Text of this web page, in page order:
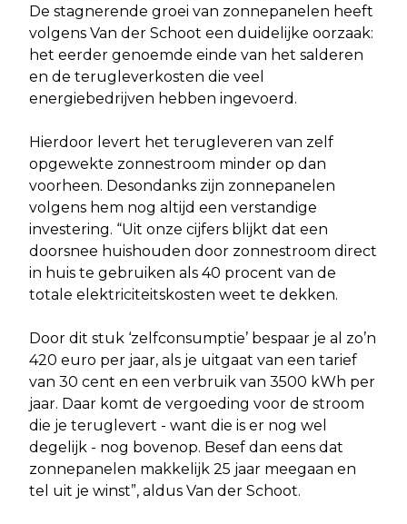
De stagnerende groei van zonnepanelen heeft
volgens Van der Schoot een duidelijke oorzaak:
het eerder genoemde einde van het salderen
en de terugleverkosten die veel
energiebedrijven hebben ingevoerd.
Hierdoor levert het terugleveren van zelf
opgewekte zonnestroom minder op dan
voorheen. Desondanks zijn zonnepanelen
volgens hem nog altijd een verstandige
investering. “Uit onze cijfers blijkt dat een
doorsnee huishouden door zonnestroom direct
in huis te gebruiken als 40 procent van de
totale elektriciteitskosten weet te dekken.
Door dit stuk ‘zelfconsumptie’ bespaar je al zo’n
420 euro per jaar, als je uitgaat van een tarief
van 30 cent en een verbruik van 3500 kWh per
jaar. Daar komt de vergoeding voor de stroom
die je teruglevert - want die is er nog wel
degelijk - nog bovenop. Besef dan eens dat
zonnepanelen makkelijk 25 jaar meegaan en
tel uit je winst”, aldus Van der Schoot.